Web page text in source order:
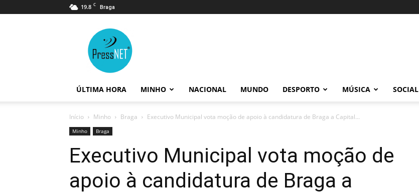
19.8 C Braga
ÚLTIMA HORA MINHO NACIONAL MUNDO DESPORTO MÚSICA SOCIAL
Início Minho Braga Executivo Municipal vota moção de apoio à candidatura de Braga a Capital...
Minho Braga
Executivo Municipal vota moção de
apoio à candidatura de Braga a